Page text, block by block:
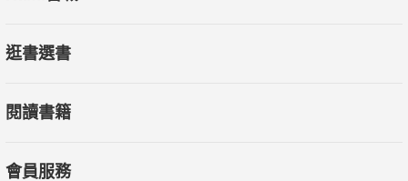
逛書選書
閱讀書籍
會員服務